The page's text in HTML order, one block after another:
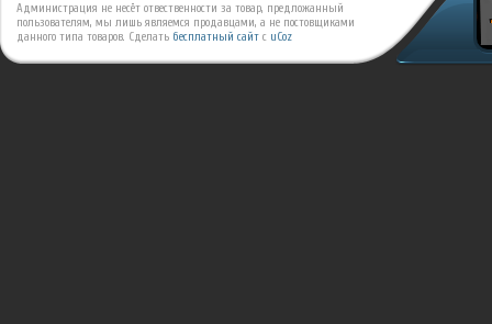
Администрация не несёт отвественности за товар, предложанный
пользователям, мы лишь являемся продавцами, а не постовщиками
данного типа товаров. Сделать бесплатный сайт с uCoz